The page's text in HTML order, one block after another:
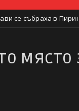
2026 BYD
място